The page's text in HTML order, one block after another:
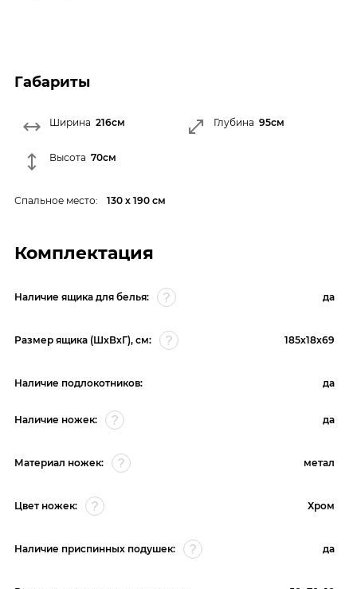
Габариты
Ширина 216см Глубина 95см
Высота 70см
Спальное место: 130 х 190 см
Комплектация
Наличие ящика для белья: да
Размер ящика (ШхВхГ), см: 185х18х69
Наличие подлокотников: да
Наличие ножек: да
Материал ножек: метал
Цвет ножек: Хром
Наличие приспинных подушек: да